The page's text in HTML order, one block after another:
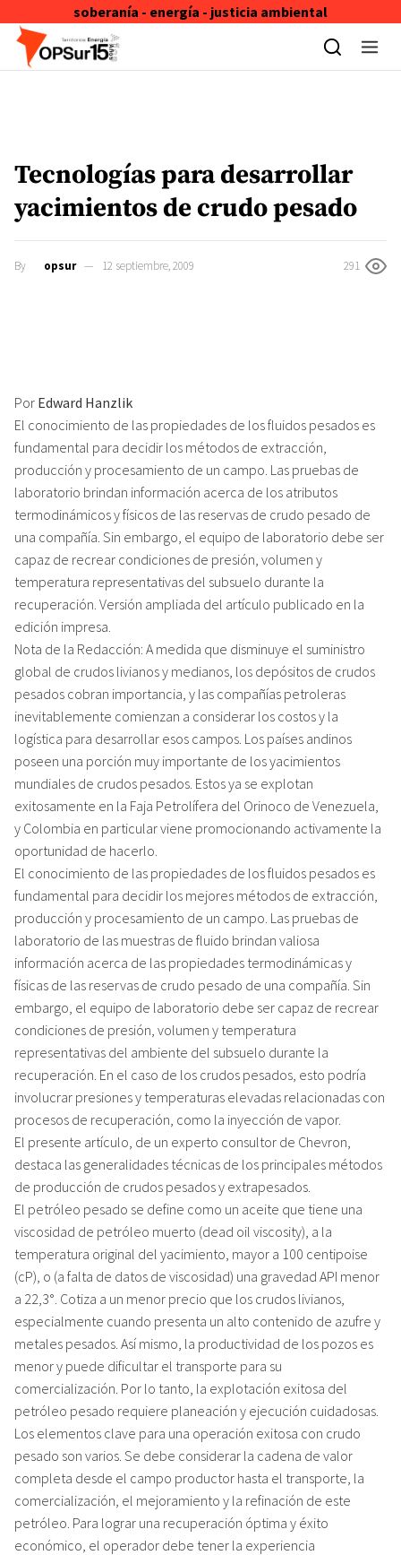
soberanía - energía - justicia ambiental
Skip to content
Tecnologías para desarrollar
yacimientos de crudo pesado
By opsur 12 septiembre, 2009 291
Por Edward Hanzlik
El conocimiento de las propiedades de los fluidos pesados es
fundamental para decidir los métodos de extracción,
producción y procesamiento de un campo. Las pruebas de
laboratorio brindan información acerca de los atributos
termodinámicos y físicos de las reservas de crudo pesado de
una compañía. Sin embargo, el equipo de laboratorio debe ser
capaz de recrear condiciones de presión, volumen y
temperatura representativas del subsuelo durante la
recuperación. Versión ampliada del artículo publicado en la
edición impresa.
Nota de la Redacción: A medida que disminuye el suministro
global de crudos livianos y medianos, los depósitos de crudos
pesados cobran importancia, y las compañías petroleras
inevitablemente comienzan a considerar los costos y la
logística para desarrollar esos campos. Los países andinos
poseen una porción muy importante de los yacimientos
mundiales de crudos pesados. Estos ya se explotan
exitosamente en la Faja Petrolífera del Orinoco de Venezuela,
y Colombia en particular viene promocionando activamente la
oportunidad de hacerlo.
El conocimiento de las propiedades de los fluidos pesados es
fundamental para decidir los mejores métodos de extracción,
producción y procesamiento de un campo. Las pruebas de
laboratorio de las muestras de fluido brindan valiosa
información acerca de las propiedades termodinámicas y
físicas de las reservas de crudo pesado de una compañía. Sin
embargo, el equipo de laboratorio debe ser capaz de recrear
condiciones de presión, volumen y temperatura
representativas del ambiente del subsuelo durante la
recuperación. En el caso de los crudos pesados, esto podría
involucrar presiones y temperaturas elevadas relacionadas con
procesos de recuperación, como la inyección de vapor.
El presente artículo, de un experto consultor de Chevron,
destaca las generalidades técnicas de los principales métodos
de producción de crudos pesados y extrapesados.
El petróleo pesado se define como un aceite que tiene una
viscosidad de petróleo muerto (dead oil viscosity), a la
temperatura original del yacimiento, mayor a 100 centipoise
(cP), o (a falta de datos de viscosidad) una gravedad API menor
a 22,3°. Cotiza a un menor precio que los crudos livianos,
especialmente cuando presenta un alto contenido de azufre y
metales pesados. Así mismo, la productividad de los pozos es
menor y puede dificultar el transporte para su
comercialización. Por lo tanto, la explotación exitosa del
petróleo pesado requiere planeación y ejecución cuidadosas.
Los elementos clave para una operación exitosa con crudo
pesado son varios. Se debe considerar la cadena de valor
completa desde el campo productor hasta el transporte, la
comercialización, el mejoramiento y la refinación de este
petróleo. Para lograr una recuperación óptima y éxito
económico, el operador debe tener la experiencia